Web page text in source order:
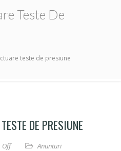
Teste De
teste de presiune
DE PRESIUNE
Offon Reamintire efectuare teste de
Anunturi